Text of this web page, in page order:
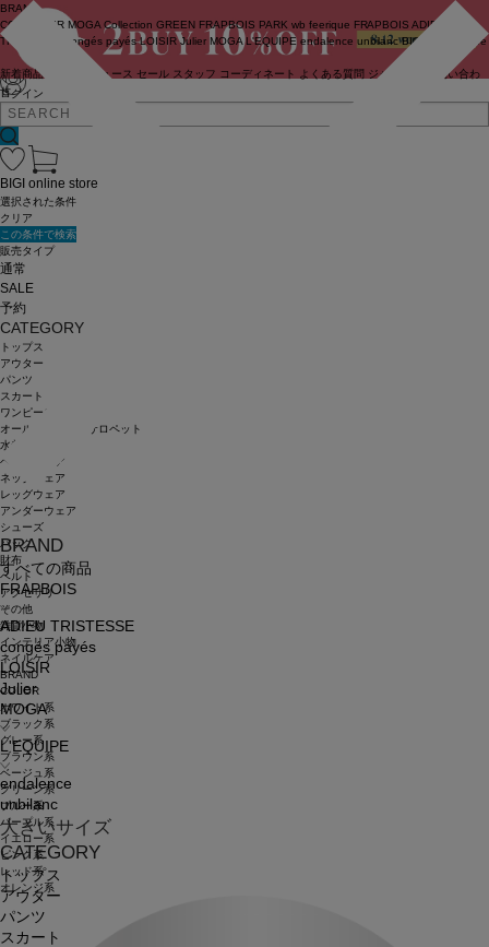
ログイン
BRAND
COUTURIER MOGA Collection GREEN FRAPBOIS PARK wb feerique FRAPBOIS ADIEU
TRISTESSE
congés payés LOISIR Julier MOGA L'EQUIPE endalence unbilanc BIGI online store
新着商品 ニュース セール スタッフ コーディネート よくある質問 ジャーナル
お問い合わ
せ
BRAND
すべての商品
FRAPBOIS
ADIEU TRISTESSE
congés payés
LOISIR
Julier
MOGA
L'EQUIPE
endalence
unbilanc
大きいサイズ
CATEGORY
トップス
アウター
パンツ
スカート
BIGI online store
選択された条件
クリア
この条件で検索
販売タイプ
通常
SALE
予約
CATEGORY
トップス
アウター
パンツ
スカート
ワンピース
オールインワン・サロペット
水着
ヘッドウェア
ネックウェア
レッグウェア
アンダーウェア
シューズ
バッグ
財布
ベルト
アクセサリ
その他
雑貨小物
インテリア小物
ネイルケア
BRAND
COLOR
ホワイト系
ブラック系
グレー系
ブラウン系
ベージュ系
グリーン系
ブルー系
パープル系
イエロー系
ピンク系
レッド系
オレンジ系